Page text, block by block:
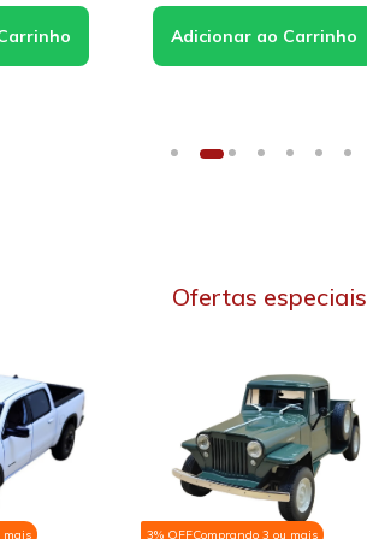
Ofertas especiais
mais 3% OFFComprando 3 ou mais